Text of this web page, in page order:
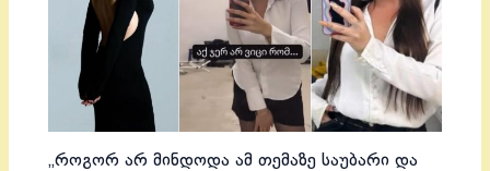
„როგორ არ მინდოდა ამ თემაზე საუბარი და